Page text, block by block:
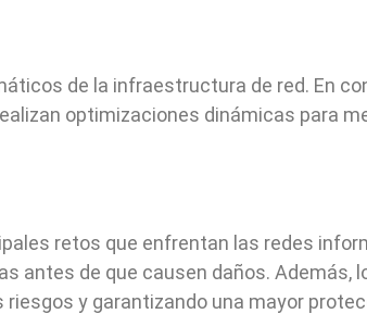
de la infraestructura de red. En
optimizaciones dinámicas para
retos que enfrentan las redes
antes de que causen daños. Además,
y garantizando una mayor